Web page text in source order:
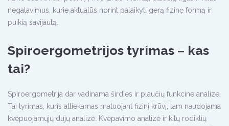
negalavimus, kurie aktualūs norint palaikyti gerą fizinę formą ir
puikią savijautą.
Spiroergometrijos tyrimas – kas
tai?
Spiroergometrija dar vadinama širdies ir plaučių funkcine analize.
Tai tyrimas, kuris atliekamas matuojant fizinį krūvį, tam naudojama
kvėpuojamųjų dujų analizė. Kvėpavimo analizė ir kitų rodiklių